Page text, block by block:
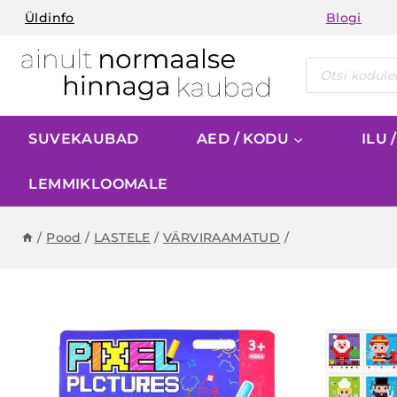
Skip
content
Üldinfo Blogi
Products
search
SUVEKAUBAD AED / KODU ILU
LEMMIKLOOMALE
/ Pood / LASTELE / VÄRVIRAAMATUD /